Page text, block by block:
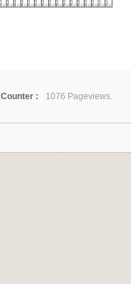
Counter :
1076 Pageviews.